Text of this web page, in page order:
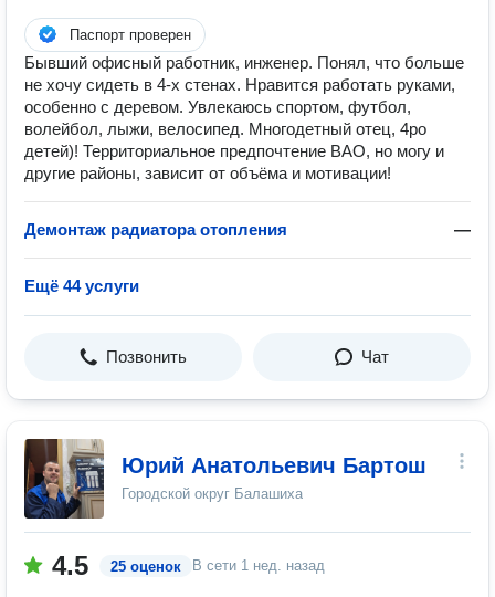
Паспорт проверен
Бывший офисный работник, инженер. Понял, что больше
не хочу сидеть в 4-х стенах. Нравится работать руками,
особенно с деревом. Увлекаюсь спортом, футбол,
волейбол, лыжи, велосипед. Многодетный отец, 4ро
детей)! Территориальное предпочтение ВАО, но могу и
другие районы, зависит от объёма и мотивации!
Демонтаж радиатора отопления —
Ещё 44 услуги
Позвонить Чат
Юрий Анатольевич Бартош
Городской округ Балашиха
4.5 25 оценок В сети 1 нед. назад